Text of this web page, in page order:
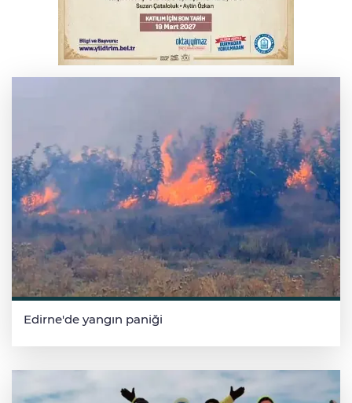
Bursa'da kontrolden çıkan araç orta
refüje çıktı
Edirne'de yangın paniği